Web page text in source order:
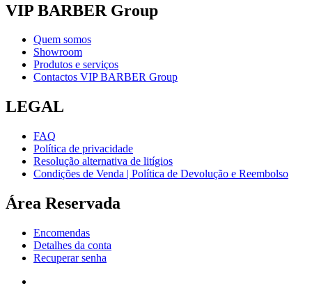
VIP BARBER Group
Quem somos
Showroom
Produtos e serviços
Contactos VIP BARBER Group
LEGAL
FAQ
Política de privacidade
Resolução alternativa de litígios
Condições de Venda | Política de Devolução e Reembolso
Área Reservada
Encomendas
Detalhes da conta
Recuperar senha